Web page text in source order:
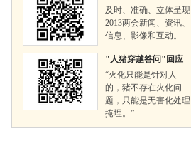
及时、准确、立体呈现
2013两会新闻、资讯、
信息、影像和互动。
"人猪穿越答问"回应
“火化只能是针对人
的，猪不存在火化问
题，只能是无害化处理
掩埋。”